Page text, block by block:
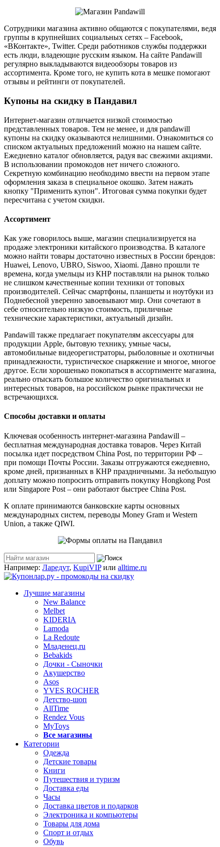
Сотрудники магазина активно общаются с покупателями, ведя
группы в крупнейших социальных сетях – Facebook,
«ВКонтакте», Twitter. Среди работников службы поддержки
есть люди, владеющие русским языком. На сайте Pandawill
регулярно выкладываются видеообзоры товаров из
ассортимента. Кроме того, не купить кота в мешке помогают
отзывы и рейтинги от покупателей.
Купоны на скидку в Пандавил
Интернет-магазин отличается низкой стоимостью
представленных товаров. Тем не менее, и для pandawill
купоны на скидку оказываются нелишними. Ознакомиться со
списком актуальных предложений можно на нашем сайте.
Ежедневно каталог обновляется, радуя вас свежими акциями.
В использовании промокодов нет ничего сложного.
Секретную комбинацию необходимо ввести на первом этапе
оформления заказа в специальное окошко. Затем нажать
кнопку "Применить купон". Итоговая сумма покупки будет
пересчитана с учетом скидки.
Ассортимент
Как уже говорилось выше, магазин специализируется на
продаже электроники китайского производства. В каталоге
можно найти товары достаточно известных в России брендов:
Huawei, Lenovo, UBRO, Siswoo, Xiaomi. Давно прошли те
времена, когда умельцы из КНР поставляли на рынок только
не слишком качественные копии техники от топовых
производителей. Сейчас смартфоны, планшеты и ноутбуки из
Поднебесной уверенно завоевывают мир. Они сочетают в
себе относительно низкую стоимость, приличные
технические характеристики, актуальный дизайн.
Pandawill также предлагает покупателям аксессуары для
продукции Apple, бытовую технику, умные часы,
автомобильные видеорегистраторы, рыболовные и охотничьи
принадлежности, туристическое снаряжение и многое, многое
другое. Если хорошенько покопаться в ассортименте магазина,
реально отыскать большое количество оригинальных и
интересных товаров, на российском рынке практически не
встречающихся.
Способы доставки и оплаты
Ключевая особенность интернет-магазина Pandawill –
бесплатная международная доставка товаров. Через Китай
посылка идет посредством China Post, по территории РФ –
при помощи Почты России. Заказы отгружаются ежедневно,
кроме дней, признанных в КНР праздничными. За небольшую
доплату можно попросить отправить покупку Hongkong Post
или Singapore Post – они работают быстрее China Post.
К оплате принимаются банковские карты основных
международных систем, переводы Money Gram и Western
Union, а также QIWI.
Например: Ларедут, KupiVIPили alltime.ru
Лучшие магазины
New Balance
Melbet
KIDERIA
Lamoda
La Redoute
Младенец.ru
Bebakids
Дочки - Сыночки
Акушерство
Asos
YVES ROCHER
Детство-шоп
AllTime
Rendez Vous
MyToys
Все магазины
Категории
Одежда
Детские товары
Книги
Путешествия и туризм
Доставка еды
Часы
Доставка цветов и подарков
Электроника и компьютеры
Товары для дома
Спорт и отдых
Обувь